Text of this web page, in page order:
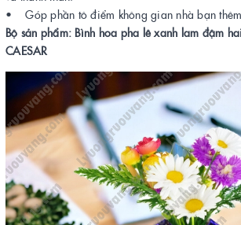
• Góp phần tô điểm không gian nhà bạn
Bộ sản phẩm: Bình hoa pha lê xanh lam đậm
CAESAR